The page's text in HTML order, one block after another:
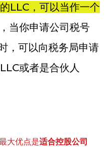
LLC，可以当作一个
，当你申请公司税号
，可以向税务局申请
或者是合伙人
大优点是适合控股公司